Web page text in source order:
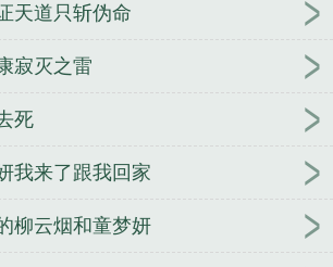
被扒开，惊世骇俗的真相接连浮
起的傻子，成了各方大佬顶礼膜拜
各大豪门千金追逐说得对象。他以
人，他一剑霜寒十四州，令群雄俯
苍生于水火。一纸婚书困不住他的
，才惊觉那曾被唤作傻子的男人，
厉师尊的那些年
打贏复活赛后被
王 什么？扶苏来我家了？
穿越兽
教父
荒野求生：开局觉醒全知天
长大年后变成女僵尸
我一写网文
圈？
1978，从糖水铺开始垄断全
夏让全世界闭嘴！
伪装万人迷向
天道只斩伪命
寂灭之雷
死
我来了跟我回家
柳云烟和童梦妍